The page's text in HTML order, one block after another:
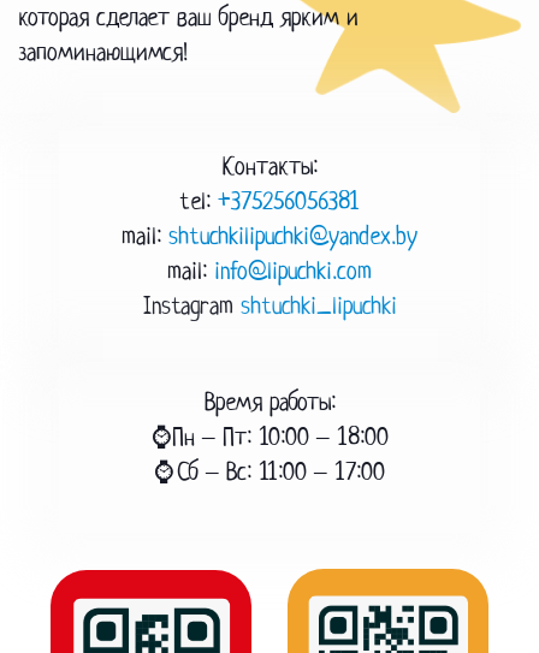
которая сделает ваш бренд ярким и
запоминающимся!
Контакты:
tel: +375256056381
mail: shtuchkilipuchki@yandex.by
mail: info@lipuchki.com
Instagram shtuchki_lipuchki
Время работы:
⌚Пн – Пт: 10:00 – 18:00
⌚Сб – Вс: 11:00 – 17:00